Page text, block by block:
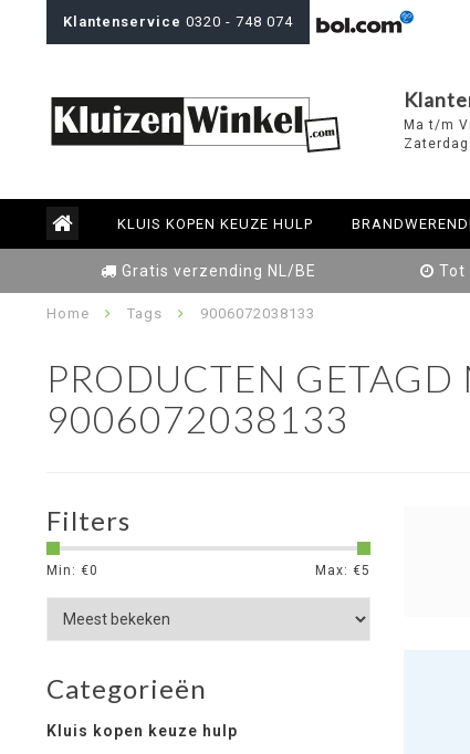
Klantenservice 0320 - 748 074
Ma t/m
KLUIS KOPEN KEUZE HULP
Gratis verzending NL/BE Tot
Home Tags 9006072038133
PRODUCTEN GETAGD
9006072038133
Filters
Min: €0 Max: €5
Categorieën
Kluis kopen keuze hulp